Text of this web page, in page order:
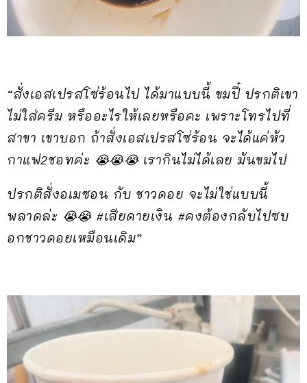
“สั่งเอสเปรสโซ่ร้อนไป ได้มาแบบนี้ ขมปี๋ ปรกติเขา
ไม่ใส่ครีม หรืออะไรให้เลยหรือคะ เพราะโทรไปที่
สาขา เขาบอก ถ้าสั่งเอสเปรสโซ่ร้อน จะได้แค่หัว
กาแฟ2ชอทค่ะ 😭😭😭 เรากินไม่ได้เลย มันขมไป
ปรกติสั่งอเมซอน กับ ชาวดอย จะไม่ใช่แบบนี้
พลาดล่ะ 😭😭 #เสียดายเงิน #คงต้องกลับไปซบ
อกชาวดอยเหมือนเดิม”